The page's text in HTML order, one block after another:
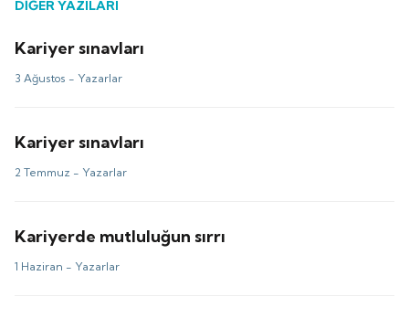
DİĞER YAZILARI
Kariyer sınavları
3 Ağustos - Yazarlar
Kariyer sınavları
2 Temmuz - Yazarlar
Kariyerde mutluluğun sırrı
1 Haziran - Yazarlar